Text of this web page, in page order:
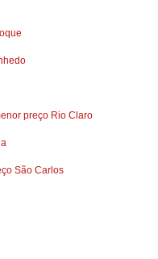
preço Rio Claro
São Carlos